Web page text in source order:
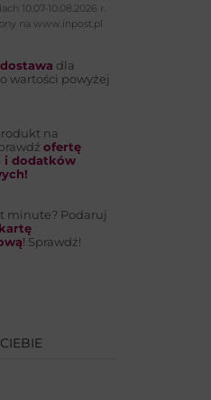
10.07-10.08.2026 r.
na www.inpost.pl
dla
wartości powyżej
na
ofertę
i dodatków
minute? Podaruj
! Sprawdź!